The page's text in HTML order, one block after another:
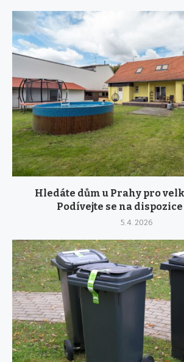
Hledáte dům u Prahy pro
Podívejte se na dispozice
5. 4. 2026